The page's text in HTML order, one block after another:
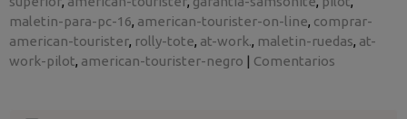
maletin-para-pc-16 american-tourister-on-line comprar-
american-tourister rolly-tote at-work. maletin-ruedas at-
work-pilot american-tourister-negro | Comentarios